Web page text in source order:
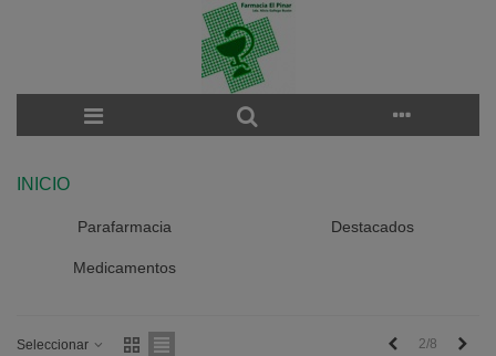
INICIO
Parafarmacia Destacados
Medicamentos
Seleccionar Anterior
2/8